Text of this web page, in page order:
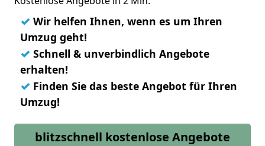
✓ Wir helfen Ihnen, wenn es um Ihren
Umzug geht!
✓ Schnell & unverbindlich Angebote
erhalten!
✓ Finden Sie das beste Angebot für Ihren
Umzug!
blitzschnell kostenlose Angebote